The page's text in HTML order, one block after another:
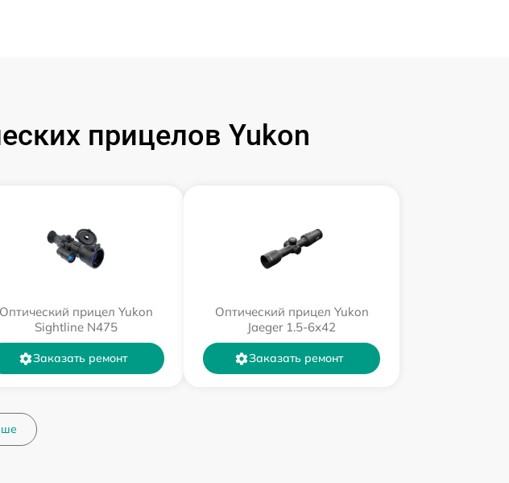
прицелов Yukon
Оптический прицел Yukon
Sightline N475
Заказать ремонт
Оптический прицел Yukon
Jaeger 1.5-6x42
Заказать ремонт